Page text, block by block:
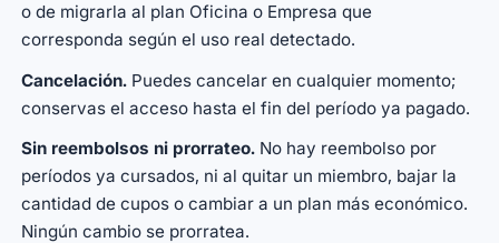
o de migrarla al plan Oficina o Empresa que
corresponda según el uso real detectado.
Cancelación. Puedes cancelar en cualquier momento;
conservas el acceso hasta el fin del período ya pagado.
Sin reembolsos ni prorrateo. No hay reembolso por
períodos ya cursados, ni al quitar un miembro, bajar la
cantidad de cupos o cambiar a un plan más económico.
Ningún cambio se prorratea.